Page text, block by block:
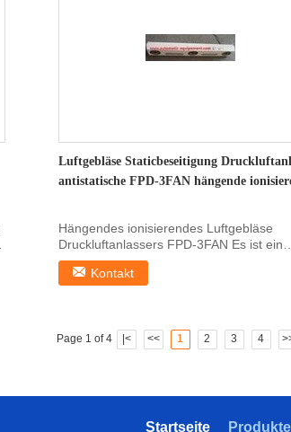
Luftgebläse Staticbeseitigung
antistatische FPD-3FAN hängende
Hängendes ionisierendes Luftgebläse
Druckluftanlassers FPD-3FAN Es ist ein
Statikeliminator, der ...
Kontakt
Page 1 of 4 |< << 1 2 3 4
Produkte
Startseite